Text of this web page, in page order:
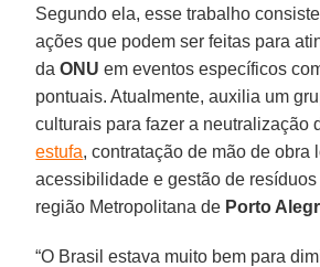
Segundo ela, esse trabalho
ações que podem ser feitas para
daONU em eventos específicos
pontuais. Atualmente, auxilia um
culturais para fazer a neutralização
estufa, contratação de mão de obra
acessibilidade e gestão de
região Metropolitana de Porto
“O Brasil estava muito bem para